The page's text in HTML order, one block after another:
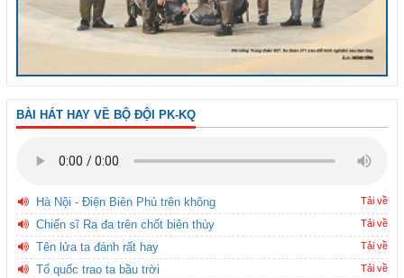
BÀI HÁT HAY VỀ BỘ ĐỘI PK-KQ
Hà Nội - Điện Biên Phủ trên không Tải về
Chiến sĩ Ra đa trên chốt biên thùy Tải về
Tên lửa ta đánh rất hay Tải về
Tổ quốc trao ta bầu trời Tải về